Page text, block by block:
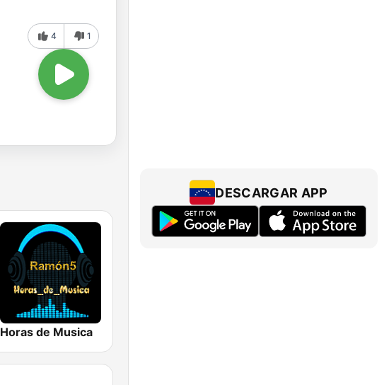
4 1
Horas de Musica
DESCARGAR APP